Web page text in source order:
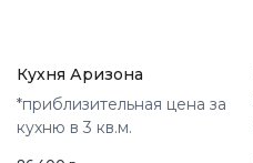
Кухня Аризона
*приблизительная цена за
кухню в 3 кв.м.